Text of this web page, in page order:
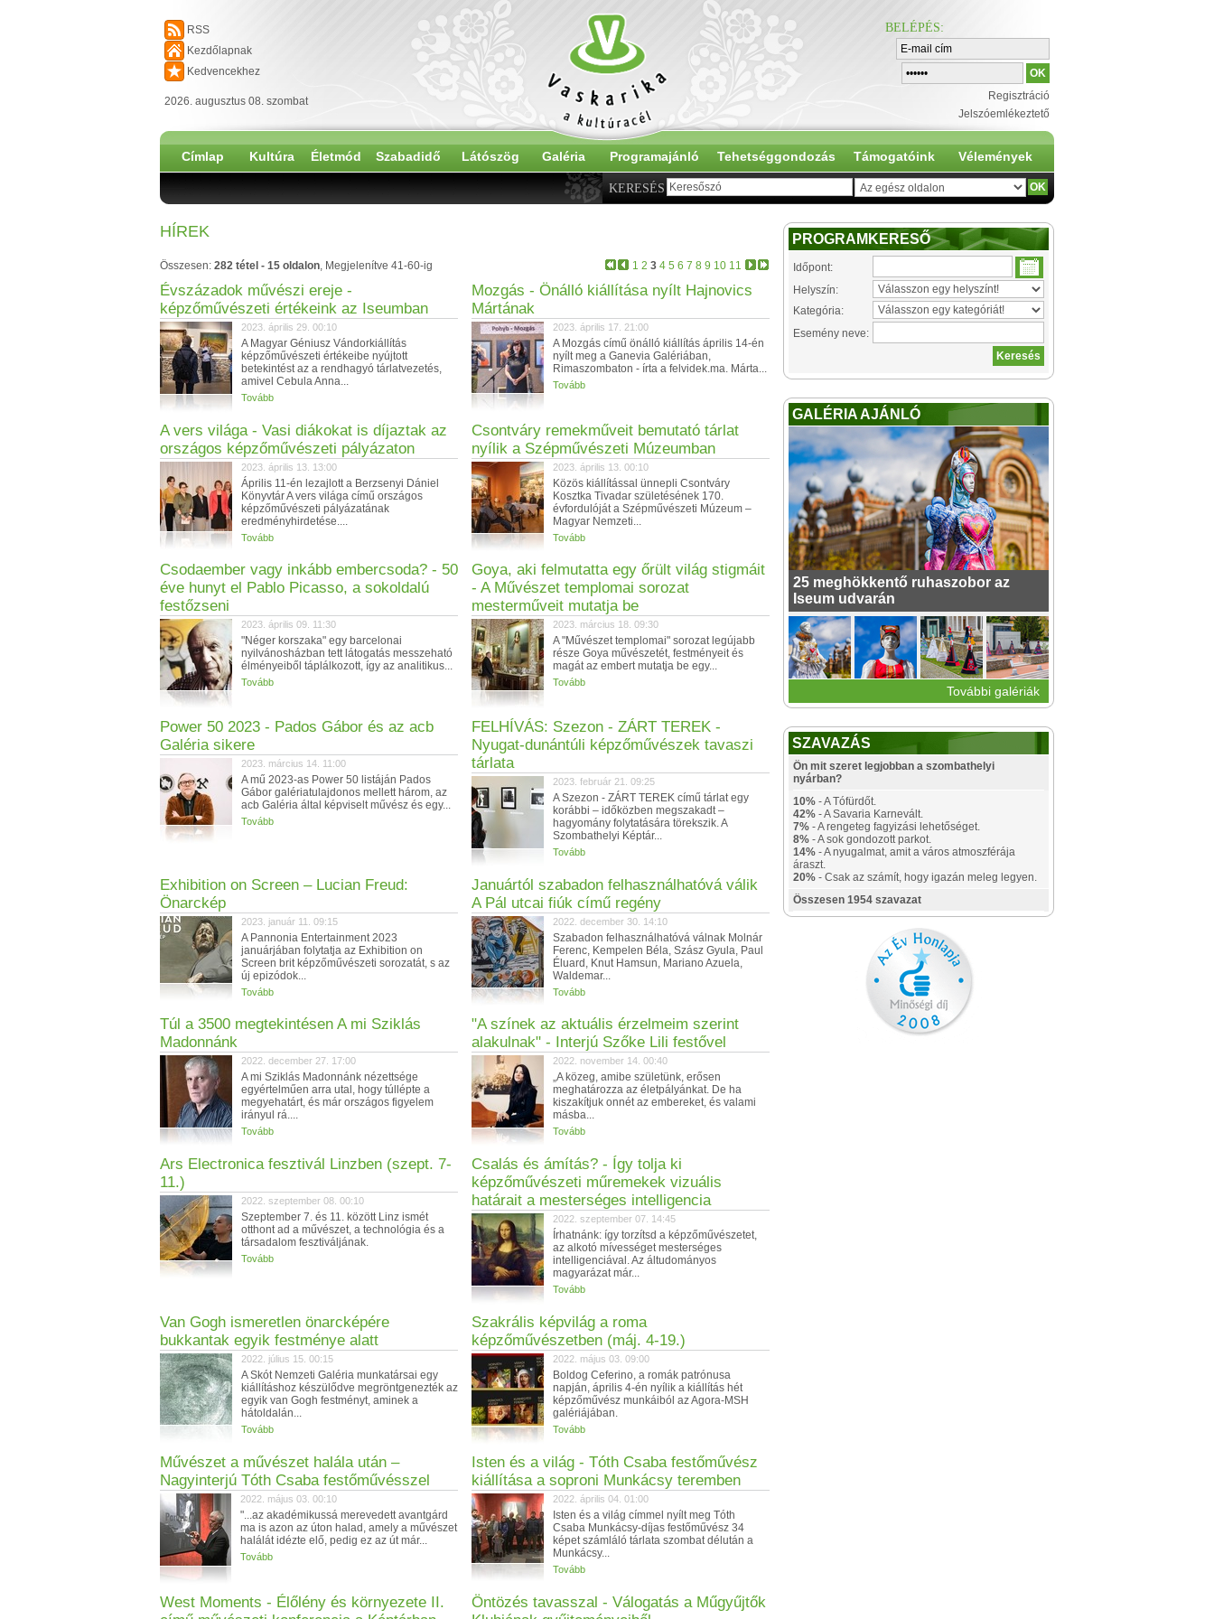
RSS
Kezdőlapnak
Kedvencekhez
2026. augusztus 08. szombat
BELÉPÉS:
Regisztráció
Jelszóemlékeztető
Címlap Kultúra Életmód Szabadidő Látószög Galéria Programajánló Tehetséggondozás Támogatóink Vélemények
KERESÉS
HÍREK
1 2 3 4 5 6 7 8 9 10 11
Összesen: 282 tétel - 15 oldalon, Megjelenítve 41-60-ig
Évszázadok művészi ereje -
képzőművészeti értékeink az Iseumban
2023. április 29. 00:10
A Magyar Géniusz Vándorkiállítás
képzőművészeti értékeibe nyújtott
betekintést az a rendhagyó tárlatvezetés,
amivel Cebula Anna...
Tovább
Mozgás - Önálló kiállítása nyílt Hajnovics
Mártának
2023. április 17. 21:00
A Mozgás című önálló kiállítás április 14-én
nyílt meg a Ganevia Galériában,
Rimaszombaton - írta a felvidek.ma. Márta...
Tovább
A vers világa - Vasi diákokat is díjaztak az
országos képzőművészeti pályázaton
2023. április 13. 13:00
Április 11-én lezajlott a Berzsenyi Dániel
Könyvtár A vers világa című országos
képzőművészeti pályázatának
eredményhirdetése....
Tovább
Csontváry remekműveit bemutató tárlat
nyílik a Szépművészeti Múzeumban
2023. április 13. 00:10
Közös kiállítással ünnepli Csontváry
Kosztka Tivadar születésének 170.
évfordulóját a Szépművészeti Múzeum –
Magyar Nemzeti...
Tovább
Csodaember vagy inkább embercsoda? - 50
éve hunyt el Pablo Picasso, a sokoldalú
festőzseni
2023. április 09. 11:30
"Néger korszaka" egy barcelonai
nyilvánosházban tett látogatás messzeható
élményeiből táplálkozott, így az analitikus...
Tovább
Goya, aki felmutatta egy őrült világ stigmáit
- A Művészet templomai sorozat
mesterműveit mutatja be
2023. március 18. 09:30
A "Művészet templomai" sorozat legújabb
része Goya művészetét, festményeit és
magát az embert mutatja be egy...
Tovább
Power 50 2023 - Pados Gábor és az acb
Galéria sikere
2023. március 14. 11:00
A mű 2023-as Power 50 listáján Pados
Gábor galériatulajdonos mellett három, az
acb Galéria által képviselt művész és egy...
Tovább
FELHÍVÁS: Szezon - ZÁRT TEREK -
Nyugat-dunántúli képzőművészek tavaszi
tárlata
2023. február 21. 09:25
A Szezon - ZÁRT TEREK című tárlat egy
korábbi – időközben megszakadt –
hagyomány folytatására törekszik. A
Szombathelyi Képtár...
Tovább
Exhibition on Screen – Lucian Freud:
Önarckép
2023. január 11. 09:15
A Pannonia Entertainment 2023
januárjában folytatja az Exhibition on
Screen brit képzőművészeti sorozatát, s az
új epizódok...
Tovább
Januártól szabadon felhasználhatóvá válik
A Pál utcai fiúk című regény
2022. december 30. 14:10
Szabadon felhasználhatóvá válnak Molnár
Ferenc, Kempelen Béla, Szász Gyula, Paul
Éluard, Knut Hamsun, Mariano Azuela,
Waldemar...
Tovább
Túl a 3500 megtekintésen A mi Sziklás
Madonnánk
2022. december 27. 17:00
A mi Sziklás Madonnánk nézettsége
egyértelműen arra utal, hogy túllépte a
megyehatárt, és már országos figyelem
irányul rá....
Tovább
"A színek az aktuális érzelmeim szerint
alakulnak" - Interjú Szőke Lili festővel
2022. november 14. 00:40
„A közeg, amibe születünk, erősen
meghatározza az életpályánkat. De ha
kiszakítjuk onnét az embereket, és valami
másba...
Tovább
Ars Electronica fesztivál Linzben (szept. 7-
11.)
2022. szeptember 08. 00:10
Szeptember 7. és 11. között Linz ismét
otthont ad a művészet, a technológia és a
társadalom fesztiváljának.
Tovább
Csalás és ámítás? - Így tolja ki
képzőművészeti műremekek vizuális
határait a mesterséges intelligencia
2022. szeptember 07. 14:45
Írhatnánk: így torzítsd a képzőművészetet,
az alkotó mívességet mesterséges
intelligenciával. Az áltudományos
magyarázat már...
Tovább
Van Gogh ismeretlen önarcképére
bukkantak egyik festménye alatt
2022. július 15. 00:15
A Skót Nemzeti Galéria munkatársai egy
kiállításhoz készülődve megröntgenezték az
egyik van Gogh festményt, aminek a
hátoldalán...
Tovább
Szakrális képvilág a roma
képzőművészetben (máj. 4-19.)
2022. május 03. 09:00
Boldog Ceferino, a romák patrónusa
napján, április 4-én nyílik a kiállítás hét
képzőművész munkáiból az Agora-MSH
galériájában.
Tovább
Művészet a művészet halála után –
Nagyinterjú Tóth Csaba festőművésszel
2022. május 03. 00:10
"...az akadémikussá merevedett avantgárd
ma is azon az úton halad, amely a művészet
halálát idézte elő, pedig ez az út már...
Tovább
Isten és a világ - Tóth Csaba festőművész
kiállítása a soproni Munkácsy teremben
2022. április 04. 01:00
Isten és a világ címmel nyílt meg Tóth
Csaba Munkácsy-díjas festőművész 34
képet számláló tárlata szombat délután a
Munkácsy...
Tovább
West Moments - Élőlény és környezete II.
Öntözés tavasszal - Válogatás a Műgyűjtők
PROGRAMKERESŐ
Időpont:
Helyszín:
Kategória:
Esemény neve:
GALÉRIA AJÁNLÓ
25 meghökkentő ruhaszobor az
Iseum udvarán
További galériák
SZAVAZÁS
Ön mit szeret legjobban a szombathelyi
nyárban?
10% - A Tófürdőt.
42% - A Savaria Karnevált.
7% - A rengeteg fagyizási lehetőséget.
8% - A sok gondozott parkot.
14% - A nyugalmat, amit a város atmoszférája
áraszt.
20% - Csak az számít, hogy igazán meleg legyen.
Összesen 1954 szavazat